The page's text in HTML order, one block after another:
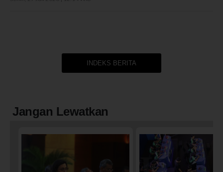
INDEKS BERITA
Jangan Lewatkan